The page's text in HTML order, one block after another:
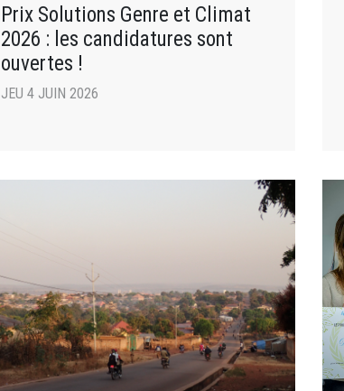
Prix Solutions Genre et Climat
2026 : les candidatures sont
ouvertes !
JEU 4 JUIN 2026